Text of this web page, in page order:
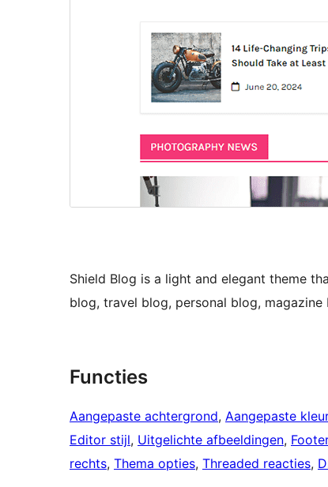
Shield Blog is a light and elegant theme
blog, travel blog, personal blog, magazine
Functies
Aangepaste achtergrond, Aangepaste
Editor stijl, Uitgelichte afbeeldingen,
rechts, Thema opties, Threaded reacties,